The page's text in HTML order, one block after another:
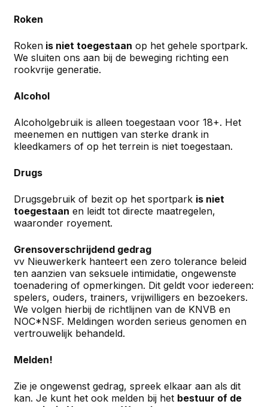
Roken
Roken is niet toegestaan op het gehele sportpark.
We sluiten ons aan bij de beweging richting een
rookvrije generatie.
Alcohol
Alcoholgebruik is alleen toegestaan voor 18+. Het
meenemen en nuttigen van sterke drank in
kleedkamers of op het terrein is niet toegestaan.
Drugs
Drugsgebruik of bezit op het sportpark is niet
toegestaan en leidt tot directe maatregelen,
waaronder royement.
Grensoverschrijdend gedrag
vv Nieuwerkerk hanteert een zero tolerance beleid
ten aanzien van seksuele intimidatie, ongewenste
toenadering of opmerkingen. Dit geldt voor iedereen:
spelers, ouders, trainers, vrijwilligers en bezoekers.
We volgen hierbij de richtlijnen van de KNVB en
NOC*NSF. Meldingen worden serieus genomen en
vertrouwelijk behandeld.
Melden!
Zie je ongewenst gedrag, spreek elkaar aan als dit
kan. Je kunt het ook melden bij het bestuur of de